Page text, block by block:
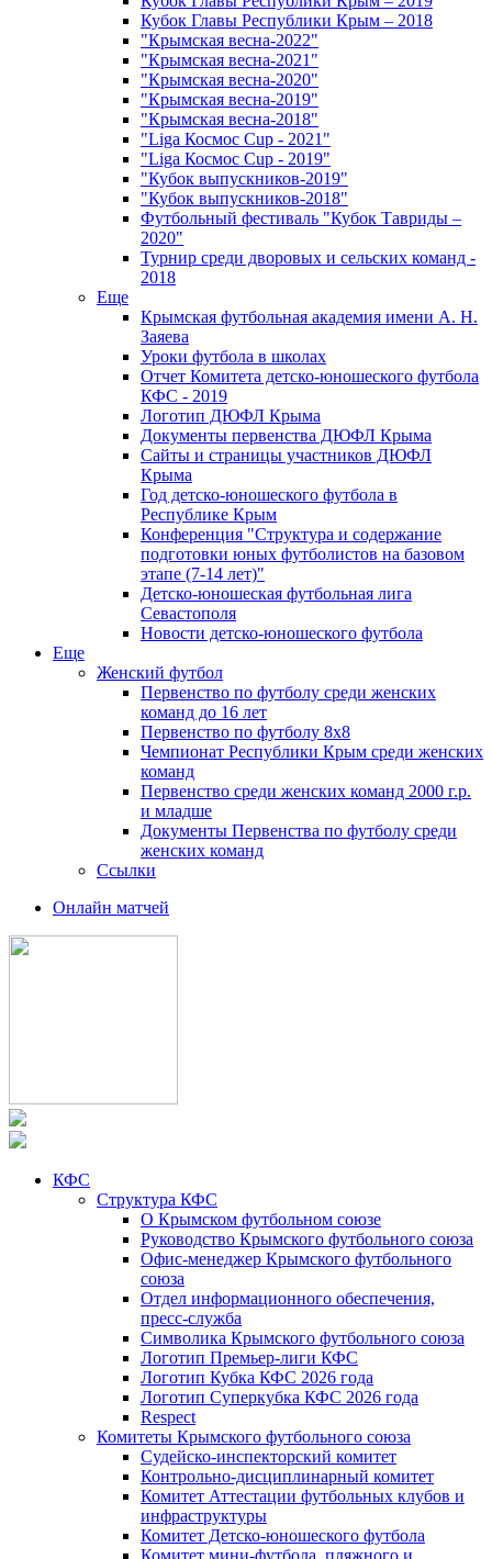
Кубок Главы Республики Крым – 2018
"Крымская весна-2022"
"Крымская весна-2021"
"Крымская весна-2020"
"Крымская весна-2019"
"Крымская весна-2018"
"Liga Космос Cup - 2021"
"Liga Космос Cup - 2019"
"Кубок выпускников-2019"
"Кубок выпускников-2018"
Футбольный фестиваль "Кубок Тавриды –
2020"
Турнир среди дворовых и сельских команд -
2018
Еще
Крымская футбольная академия имени А. Н.
Заяева
Уроки футбола в школах
Отчет Комитета детско-юношеского футбола
КФС - 2019
Логотип ДЮФЛ Крыма
Документы первенства ДЮФЛ Крыма
Сайты и страницы участников ДЮФЛ
Крыма
Год детско-юношеского футбола в
Республике Крым
Конференция "Структура и содержание
подготовки юных футболистов на базовом
этапе (7-14 лет)"
Детско-юношеская футбольная лига
Севастополя
Новости детско-юношеского футбола
Еще
Женский футбол
Первенство по футболу среди женских
команд до 16 лет
Первенство по футболу 8х8
Чемпионат Республики Крым среди женских
команд
Первенство среди женских команд 2000 г.р.
и младше
Документы Первенства по футболу среди
женских команд
Ссылки
Онлайн матчей
КФС
Структура КФС
О Крымском футбольном союзе
Руководство Крымского футбольного союза
Офис-менеджер Крымского футбольного
союза
Отдел информационного обеспечения,
пресс-служба
Символика Крымского футбольного союза
Логотип Премьер-лиги КФС
Логотип Кубка КФС 2026 года
Логотип Суперкубка КФС 2026 года
Respect
Комитеты Крымского футбольного союза
Судейско-инспекторский комитет
Контрольно-дисциплинарный комитет
Комитет Аттестации футбольных клубов и
инфраструктуры
Комитет Детско-юношеского футбола
Комитет мини-футбола, пляжного и